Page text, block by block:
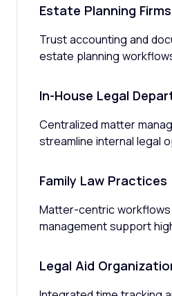
Estate Planning Firms
Trust accounting and
estate planning
In-House Legal
Centralized matter
streamline internal legal
Family Law Practices
Matter-centric workflows
management support
Legal Aid